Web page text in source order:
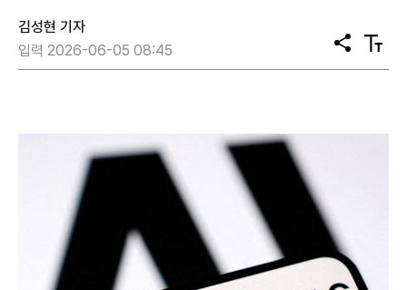
김성현 기자
입력 2026-06-05 08:45
공
유
텍
스